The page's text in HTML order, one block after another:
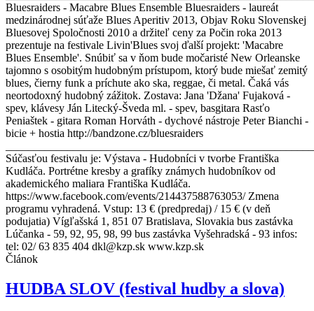
Bluesraiders - Macabre Blues Ensemble Bluesraiders - laureát
medzinárodnej súťaže Blues Aperitiv 2013, Objav Roku Slovenskej
Bluesovej Spoločnosti 2010 a držiteľ ceny za Počin roka 2013
prezentuje na festivale Livin'Blues svoj ďalší projekt: 'Macabre
Blues Ensemble'. Snúbiť sa v ňom bude močaristé New Orleanske
tajomno s osobitým hudobným prístupom, ktorý bude miešať zemitý
blues, čierny funk a príchute ako ska, reggae, či metal. Čaká vás
neortodoxný hudobný zážitok. Zostava: Jana 'Džana' Fujaková -
spev, klávesy Ján Litecký-Šveda ml. - spev, basgitara Rasťo
Peniaštek - gitara Roman Horváth - dychové nástroje Peter Bianchi -
bicie + hostia http://bandzone.cz/bluesraiders
Súčasťou festivalu je: Výstava - Hudobníci v tvorbe Františka
Kudláča. Portrétne kresby a grafíky známych hudobníkov od
akademického maliara Františka Kudláča.
https://www.facebook.com/events/214437588763053/ Zmena
programu vyhradená. Vstup: 13 € (predpredaj) / 15 € (v deň
podujatia) Vígľašská 1, 851 07 Bratislava, Slovakia bus zastávka
Lúčanka - 59, 92, 95, 98, 99 bus zastávka Vyšehradská - 93 infos:
tel: 02/ 63 835 404 dkl@kzp.sk www.kzp.sk
Článok
HUDBA SLOV (festival hudby a slova)